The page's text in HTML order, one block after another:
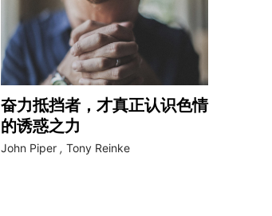
奋力抵挡者，才真正认识色情
的诱惑之力
John Piper , Tony Reinke